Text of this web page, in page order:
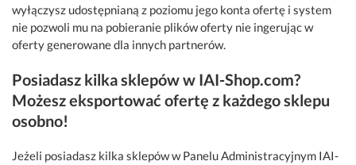
wyłączysz udostępnianą z poziomu jego konta ofertę i system
nie pozwoli mu na pobieranie plików oferty nie ingerując w
oferty generowane dla innych partnerów.
Posiadasz kilka sklepów w IAI-Shop.com?
Możesz eksportować ofertę z każdego sklepu
osobno!
Jeżeli posiadasz kilka sklepów w Panelu Administracyjnym IAI-